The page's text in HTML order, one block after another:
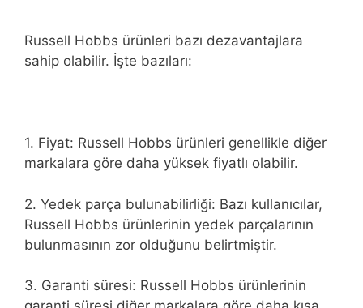
Russell Hobbs ürünleri bazı dezavantajlara
sahip olabilir. İşte bazıları:
1. Fiyat: Russell Hobbs ürünleri genellikle diğer
markalara göre daha yüksek fiyatlı olabilir.
2. Yedek parça bulunabilirliği: Bazı kullanıcılar,
Russell Hobbs ürünlerinin yedek parçalarının
bulunmasının zor olduğunu belirtmiştir.
3. Garanti süresi: Russell Hobbs ürünlerinin